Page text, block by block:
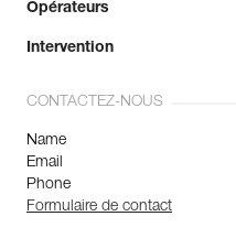
Opérateurs
Intervention
CONTACTEZ-NOUS
Name
Email
Phone
Formulaire de contact